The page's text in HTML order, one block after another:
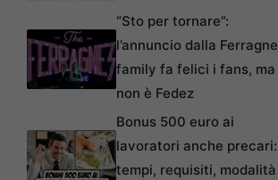
“Sto per tornare”:
l’annuncio dalla
family fa felici i fans, ma
non è Fedez
Bonus 500 euro ai
lavoratori anche precari:
tempi, requisiti, modalità